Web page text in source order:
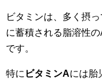
ビタミンは、多く摂
に蓄積される脂溶性
です。
特に ビタミンAには胎